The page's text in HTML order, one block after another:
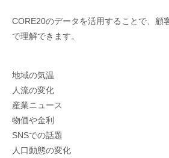
CORE20のデータを活用することで、顧
で理解できます。
地域の気温
人流の変化
産業ニュース
物価や金利
SNSでの話題
人口動態の変化